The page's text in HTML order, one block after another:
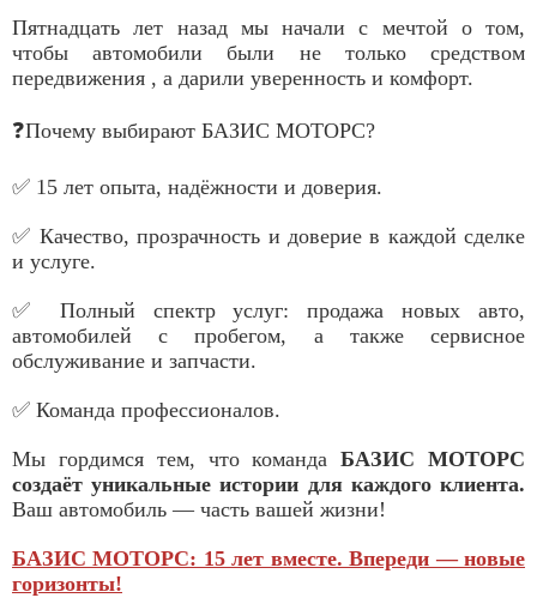
Пятнадцать лет назад мы начали с мечтой о том,
чтобы автомобили были не только средством
передвижения , а дарили уверенность и комфорт.
❓Почему выбирают БАЗИС МОТОРС?
✅ 15 лет опыта, надёжности и доверия.
✅ Качество, прозрачность и доверие в каждой сделке
и услуге.
✅ Полный спектр услуг: продажа новых авто,
автомобилей с пробегом, а также сервисное
обслуживание и запчасти.
✅ Команда профессионалов.
Мы гордимся тем, что командаБАЗИС МОТОРС
создаёт уникальные истории для каждого клиента.
Ваш автомобиль — часть вашей жизни!
БАЗИС МОТОРС: 15 лет вместе. Впереди — новые
горизонты!